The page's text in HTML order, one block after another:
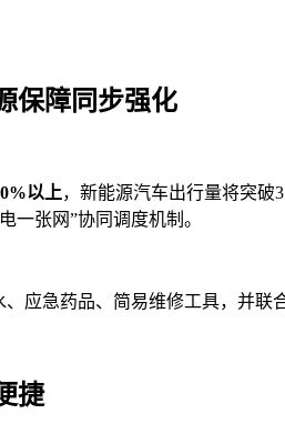
保障同步强化
以上，新能源汽车出行量将突破
一张网”协同调度机制。
应急药品、简易维修工具，并联
捷